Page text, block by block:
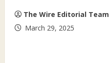
The Wire Editorial Team
March 29, 2025